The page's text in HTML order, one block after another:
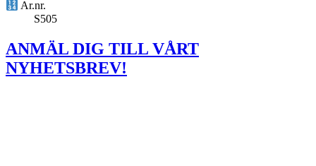
Ar.nr.
S505
ANMÄL DIG TILL VÅRT
NYHETSBREV!